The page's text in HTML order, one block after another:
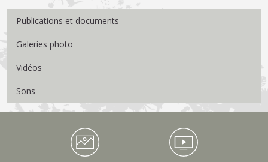
Menu Médiathèque
Publications et documents
Galeries photo
Vidéos
Sons
Médiathèque Footer